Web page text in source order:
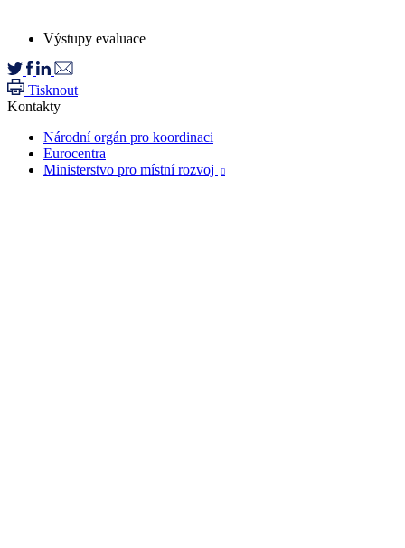
Výstupy evaluace
Tisknout
Kontakty
Národní orgán pro koordinaci
Eurocentra
Ministerstvo pro místní rozvoj
